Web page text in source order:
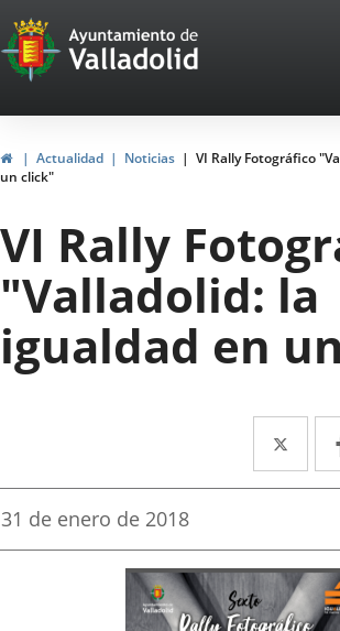
Portal
Web
del
Ayuntamiento
de
Valladolid
InicioActualidad Noticias
VI Rally Fotográfico
un click"
VI Rally
"Valladolid: la
igualdad en
a
Fecha
la
31 de enero de 2018